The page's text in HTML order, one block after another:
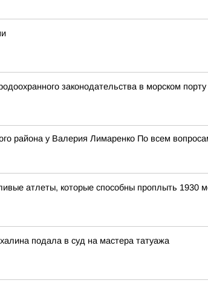
законодательства в морском порту
района у Валерия Лимаренко По всем
атлеты, которые способны проплыть 1930
подала в суд на мастера татуажа